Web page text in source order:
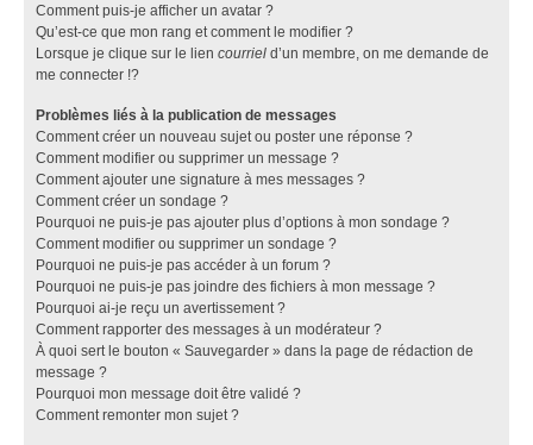
Comment puis-je afficher un avatar ?
Qu’est-ce que mon rang et comment le modifier ?
Lorsque je clique sur le lien courriel d’un membre, on me demande de
me connecter !?
Problèmes liés à la publication de messages
Comment créer un nouveau sujet ou poster une réponse ?
Comment modifier ou supprimer un message ?
Comment ajouter une signature à mes messages ?
Comment créer un sondage ?
Pourquoi ne puis-je pas ajouter plus d’options à mon sondage ?
Comment modifier ou supprimer un sondage ?
Pourquoi ne puis-je pas accéder à un forum ?
Pourquoi ne puis-je pas joindre des fichiers à mon message ?
Pourquoi ai-je reçu un avertissement ?
Comment rapporter des messages à un modérateur ?
À quoi sert le bouton « Sauvegarder » dans la page de rédaction de
message ?
Pourquoi mon message doit être validé ?
Comment remonter mon sujet ?